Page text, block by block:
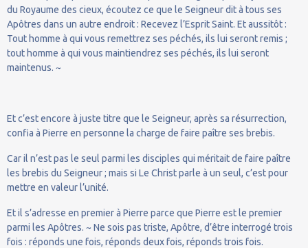
du Royaume des cieux, écoutez ce que le Seigneur dit à tous ses
Apôtres dans un autre endroit : Recevez l’Esprit Saint. Et aussitôt :
Tout homme à qui vous remettrez ses péchés, ils lui seront remis ;
tout homme à qui vous maintiendrez ses péchés, ils lui seront
maintenus. ~
Et c’est encore à juste titre que le Seigneur, après sa résurrection,
confia à Pierre en personne la charge de faire paître ses brebis.
Car il n’est pas le seul parmi les disciples qui méritait de faire paître
les brebis du Seigneur ; mais si Le Christ parle à un seul, c’est pour
mettre en valeur l’unité.
Et il s’adresse en premier à Pierre parce que Pierre est le premier
parmi les Apôtres. ~ Ne sois pas triste, Apôtre, d’être interrogé trois
fois : réponds une fois, réponds deux fois, réponds trois fois.